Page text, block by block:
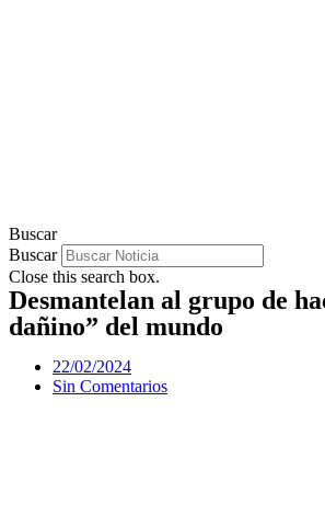
Buscar
Buscar
Close this search box.
Desmantelan al grupo de
dañino” del mundo
22/02/2024
Sin Comentarios